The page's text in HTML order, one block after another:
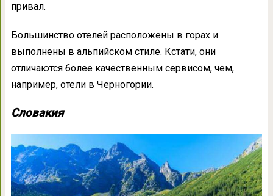
привал.
Большинство отелей расположены в горах и
выполнены в альпийском стиле. Кстати, они
отличаются более качественным сервисом, чем,
например, отели в Черногории.
Словакия